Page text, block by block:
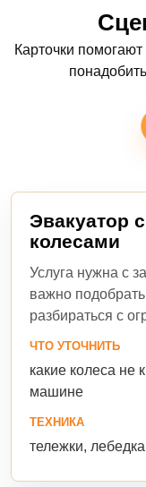
Карточки
Эвакуатор
колесами
Услуга нужна с
важно
разбираться с
ЧТО УТОЧНИТЬ
какие колеса не
машине
ТЕХНИКА
тележки,